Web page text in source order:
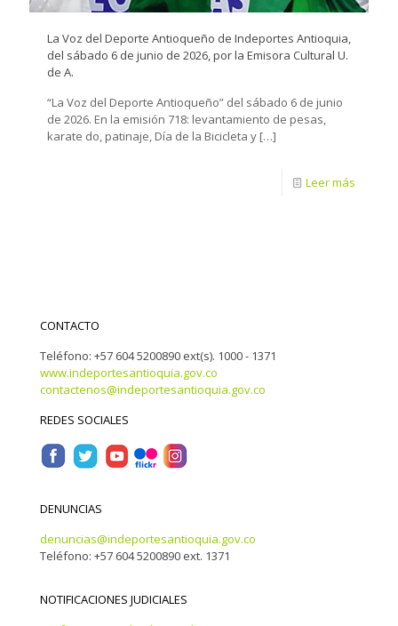
La Voz del Deporte Antioqueño de Indeportes Antioquia,
del sábado 6 de junio de 2026, por la Emisora Cultural U.
de A.
“La Voz del Deporte Antioqueño” del sábado 6 de junio
de 2026. En la emisión 718: levantamiento de pesas,
karate do, patinaje, Día de la Bicicleta y […]
Leer más
CONTACTO
Teléfono: +57 604 5200890 ext(s). 1000 - 1371
www.indeportesantioquia.gov.co
contactenos@indeportesantioquia.gov.co
REDES SOCIALES
DENUNCIAS
denuncias@indeportesantioquia.gov.co
Teléfono: +57 604 5200890 ext. 1371
NOTIFICACIONES JUDICIALES